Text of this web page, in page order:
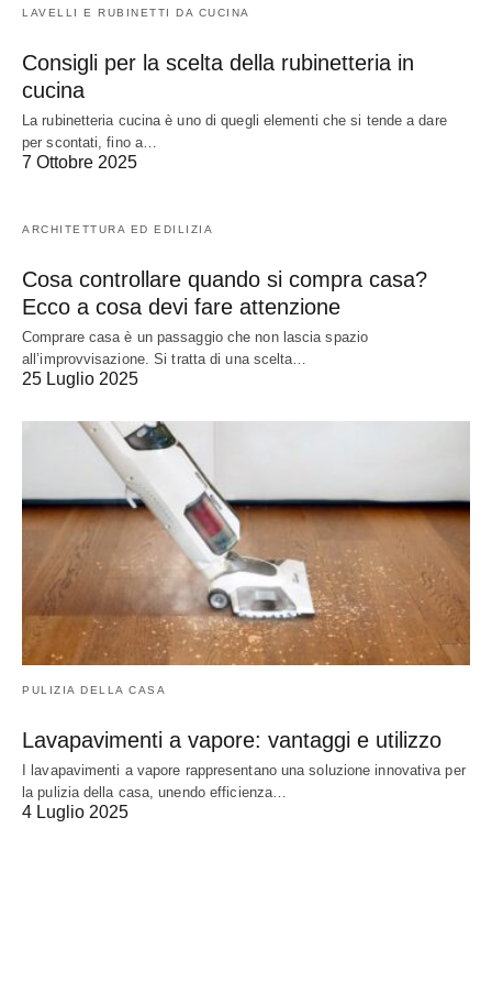
LAVELLI E RUBINETTI DA CUCINA
Consigli per la scelta della rubinetteria in
cucina
La rubinetteria cucina è uno di quegli elementi che si tende a dare
per scontati, fino a…
7 Ottobre 2025
ARCHITETTURA ED EDILIZIA
Cosa controllare quando si compra casa?
Ecco a cosa devi fare attenzione
Comprare casa è un passaggio che non lascia spazio
all’improvvisazione. Si tratta di una scelta…
25 Luglio 2025
PULIZIA DELLA CASA
Lavapavimenti a vapore: vantaggi e utilizzo
I lavapavimenti a vapore rappresentano una soluzione innovativa per
la pulizia della casa, unendo efficienza…
4 Luglio 2025